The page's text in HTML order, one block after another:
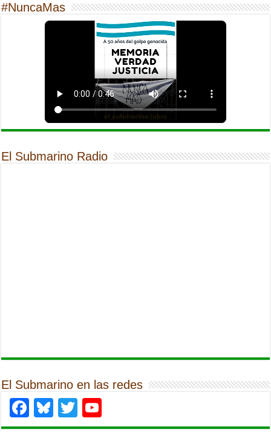
#NuncaMas
El Submarino Radio
El Submarino en las redes
Facebook
Bluesky
Twitter